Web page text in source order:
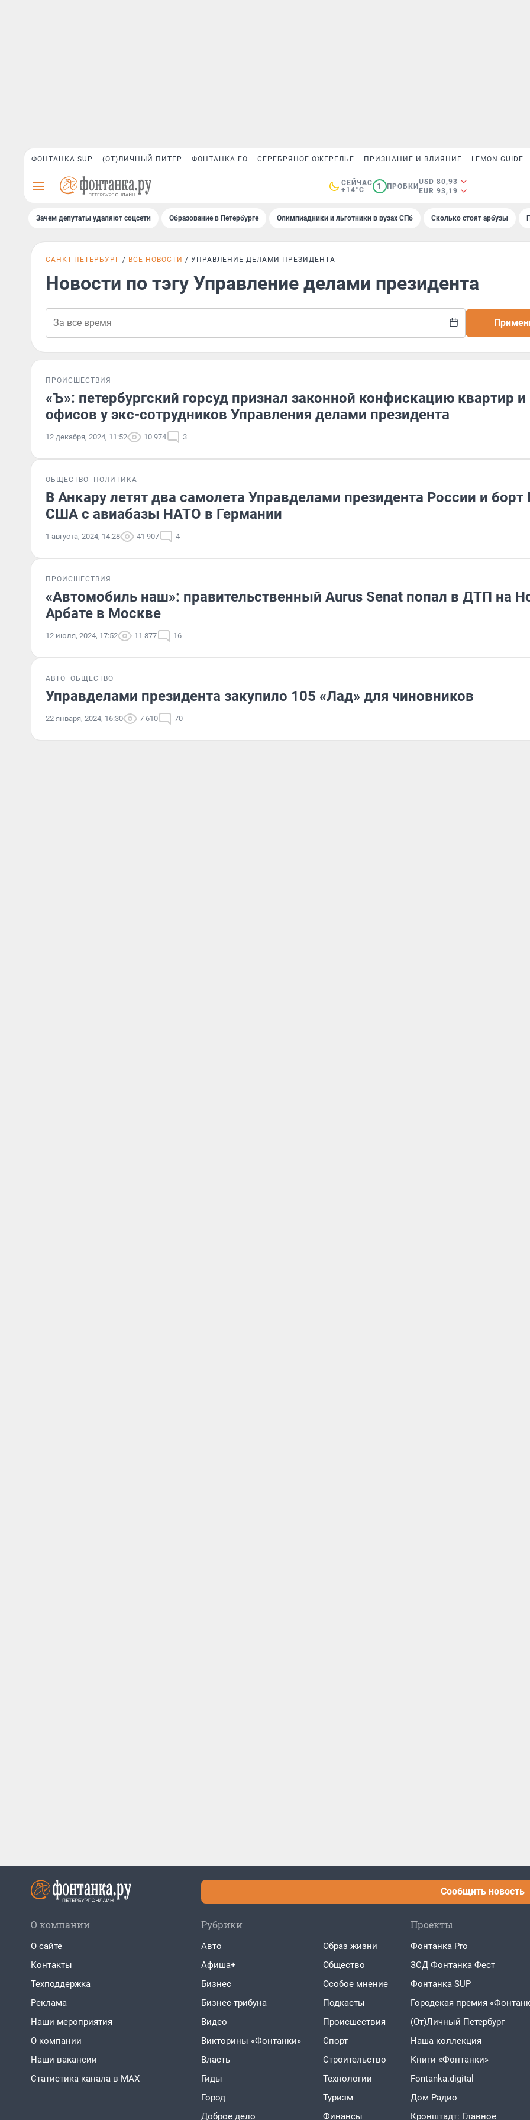
ФОНТАНКА SUP (ОТ)ЛИЧНЫЙ ПИТЕР ФОНТАНКА ГО СЕРЕБРЯНОЕ ОЖЕРЕЛЬЕ ПРИЗНАНИЕ И ВЛИЯНИЕ LEMON GUIDE
СЕЙЧАС
+14°C
1 ПРОБКИ
USD 80,93
EUR 93,19
Зачем депутаты удаляют соцсети Образование в Петербурге Олимпиадники и льготники в вузах СПб Сколько стоят арбузы
САНКТ-ПЕТЕРБУРГ ВСЕ НОВОСТИ УПРАВЛЕНИЕ ДЕЛАМИ ПРЕЗИДЕНТА
Новости по тэгу Управление делами президента
ПРОИСШЕСТВИЯ
«Ъ»: петербургский горсуд признал законной конфискацию квартир и
офисов у экс-сотрудников Управления делами президента
12 декабря, 2024, 11:52 10 974 3
ОБЩЕСТВО ПОЛИТИКА
В Анкару летят два самолета Управделами президента России и борт
США с авиабазы НАТО в Германии
1 августа, 2024, 14:28 41 907 4
ПРОИСШЕСТВИЯ
«Автомобиль наш»: правительственный Aurus Senat попал в ДТП на
Арбате в Москве
12 июля, 2024, 17:52 11 877 16
АВТО ОБЩЕСТВО
Управделами президента закупило 105 «Лад» для чиновников
22 января, 2024, 16:30 7 610 70
Сообщить новость
О компании
О сайте
Контакты
Техподдержка
Реклама
Наши мероприятия
О компании
Наши вакансии
Статистика канала в MAX
Рубрики
Авто
Афиша+
Бизнес
Бизнес-трибуна
Видео
Викторины «Фонтанки»
Власть
Гиды
Город
Доброе дело
Образ жизни
Общество
Особое мнение
Подкасты
Проиcшествия
Спорт
Строительство
Технологии
Туризм
Финансы
Проекты
Фонтанка Pro
ЗСД Фонтанка Фест
Фонтанка SUP
Городская премия
(От)Личный Петербург
Наша коллекция
Книги «Фонтанки»
Fontanka.digital
Дом Радио
Кронштадт: Главное